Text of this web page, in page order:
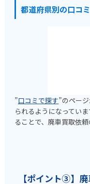
都道府県別の口コ
”口コミで探す”のペー
られるようになってい
ることで、廃車買取依
【ポイント③】